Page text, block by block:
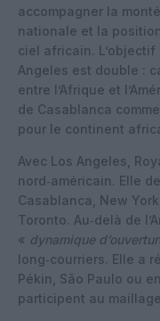
accompagner la
nationale et la
ciel africain.
Angeles est double :
entre l’Afrique et
de Casablanca
pour le continent
Avec Los Angeles,
nord‑américain. Elle
Casablanca, New
Toronto. Au‑delà de
« dynamique
long‑courriers. Elle a
Pékin, São Paulo ou
participent au